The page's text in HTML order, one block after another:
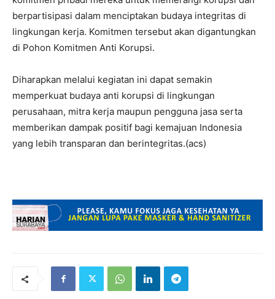
berpartisipasi dalam menciptakan budaya integritas di
lingkungan kerja. Komitmen tersebut akan digantungkan
di Pohon Komitmen Anti Korupsi.
Diharapkan melalui kegiatan ini dapat semakin
memperkuat budaya anti korupsi di lingkungan
perusahaan, mitra kerja maupun pengguna jasa serta
memberikan dampak positif bagi kemajuan Indonesia
yang lebih transparan dan berintegritas.(acs)